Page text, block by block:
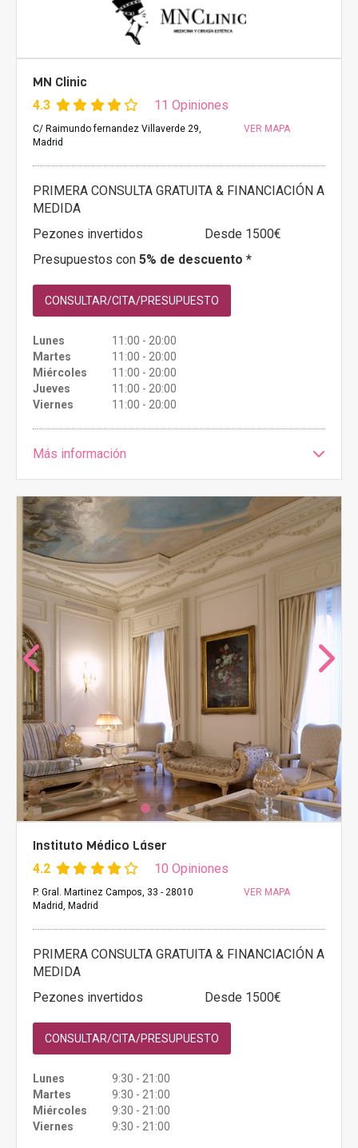
MN Clinic
4.3 11 Opiniones
C/ Raimundo fernandez Villaverde 29,
Madrid
VER MAPA
PRIMERA CONSULTA GRATUITA & FINANCIACIÓN A
MEDIDA
Pezones invertidos
Desde 1500€
Presupuestos con 5% de descuento *
CONSULTAR/CITA/PRESUPUESTO
Lunes
11:00 - 20:00
Martes
11:00 - 20:00
Miércoles
11:00 - 20:00
Jueves
11:00 - 20:00
Viernes
11:00 - 20:00
Más información
Instituto Médico Láser
4.2 10 Opiniones
P. Gral. Martinez Campos, 33 - 28010
Madrid, Madrid
VER MAPA
PRIMERA CONSULTA GRATUITA & FINANCIACIÓN A
MEDIDA
Pezones invertidos
Desde 1500€
CONSULTAR/CITA/PRESUPUESTO
Lunes
9:30 - 21:00
Martes
9:30 - 21:00
Miércoles
9:30 - 21:00
Viernes
9:30 - 21:00